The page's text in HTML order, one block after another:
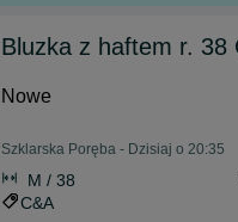
Bluzka z haftem r. 38
Nowe
Szklarska Poręba - Dzisiaj o 20:35
M / 38
C&A